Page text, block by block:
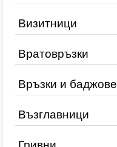
Визитници
Вратовръзки
Връзки и баджове
Възглавници